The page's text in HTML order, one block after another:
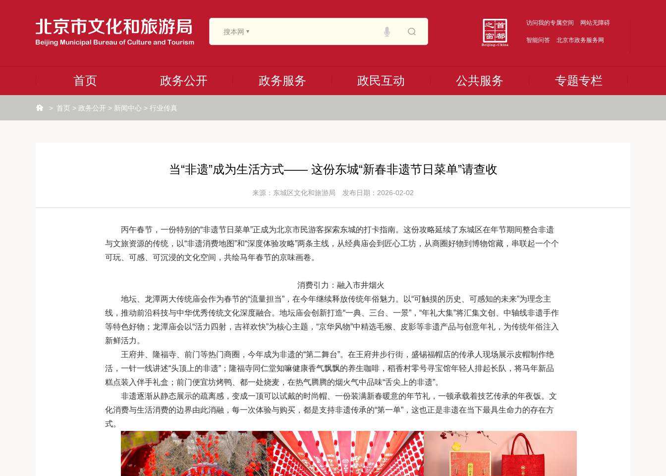
访问我的专属空间 网站无障碍
智能问答 北京市政务服务网
搜本网
首页 政务公开 政务服务 政民互动 公共服务 专题专栏
> 首页 > 政务公开 > 新闻中心 > 行业传真
当“非遗”成为生活方式—— 这份东城“新春非遗节日菜单”请查收
来源：东城区文化和旅游局 发布日期：2026-02-02
丙午春节，一份特别的“非遗节日菜单”正成为北京市民游客探索东城的打卡指南。这份攻略延续了东城区在年节期间整合非遗
与文旅资源的传统，以“非遗消费地图”和“深度体验攻略”两条主线，从经典庙会到匠心工坊，从商圈好物到博物馆藏，串联起一个个
可玩、可感、可沉浸的文化空间，共绘马年春节的京味画卷。
消费引力：融入市井烟火
地坛、龙潭两大传统庙会作为春节的“流量担当”，在今年继续释放传统年俗魅力。以“可触摸的历史、可感知的未来”为理念主
线，推动前沿科技与中华优秀传统文化深度融合。地坛庙会创新打造“一典、三台、一景”，“年礼大集”将汇集文创、中轴线非遗手作
等特色好物；龙潭庙会以“活力四射，吉祥欢快”为核心主题，“京华风物”中精选毛猴、皮影等非遗产品与创意年礼，为传统年俗注入
新鲜活力。
王府井、隆福寺、前门等热门商圈，今年成为非遗的“第二舞台”。在王府井步行街，盛锡福帽店的传承人现场展示皮帽制作绝
活，一针一线讲述“头顶上的非遗”；隆福寺同仁堂知嘛健康香气飘飘的养生咖啡 ， 稻香村零号寻宝馆年轻人排起长队，将马年新品
糕点装入伴手礼盒 ； 前门便宜坊烤鸭、都一处烧麦，在热气腾腾的烟火气中品味“舌尖上的非遗”。
非遗逐渐从静态展示的疏离感，变成一顶可以试戴的时尚帽、一份装满新春暖意的年节礼，一顿承载着技艺传承的年夜饭。文
化消费与生活消费的边界由此消融，每一次体验与购买，都是支持非遗传承的“第一单”，这也正是非遗在当下最具生命力的存在方
式。